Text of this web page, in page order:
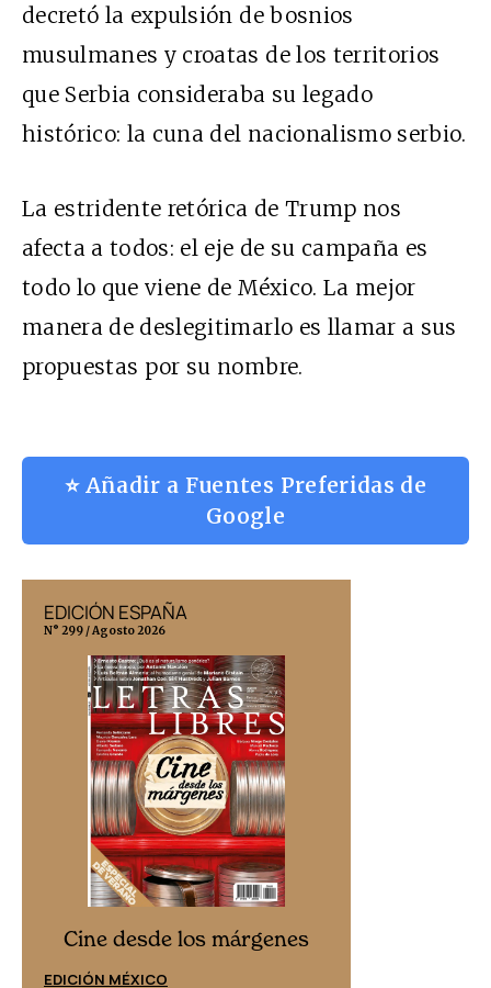
decretó la expulsión de bosnios
musulmanes y croatas de los territorios
que Serbia consideraba su legado
histórico: la cuna del nacionalismo serbio.
La estridente retórica de Trump nos
afecta a todos: el eje de su campaña es
todo lo que viene de México. La mejor
manera de deslegitimarlo es llamar a sus
propuestas por su nombre.
⭐ Añadir a Fuentes Preferidas de
Google
EDICIÓN MÉXICO
N° 332 / Agosto 2026
Cine desde los márgenes
EDICIÓN ESPAÑA